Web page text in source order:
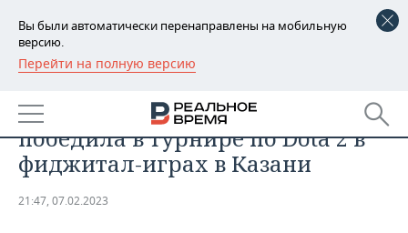
Вы были автоматически перенаправлены на мобильную
версию.
Перейти на полную версию
РЕГИОНЫ
БАШКОРТОСТАН
ТАТАРСТАН
НОВОСТИ
АНАЛИТИКА
Российская команда One Move
победила в турнире по Dota 2 в
фиджитал-играх в Казани
21:47, 07.02.2023